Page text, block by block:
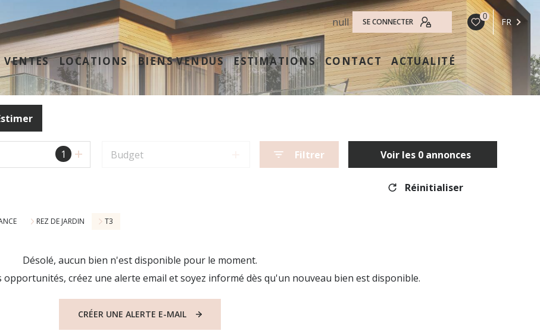
null SE CONNECTER
0 FR
VENTES LOCATIONS BIENS VENDUS ESTIMATIONS CONTACT ACTUALITÉ
1 Budget Filtrer Voir les 0 annonces
Réinitialiser
REZ DE JARDIN T3
Désolé, aucun bien n'est disponible pour le moment.
opportunités, créez une alerte email et soyez informé dès qu'un nouveau bien est disponible.
CRÉER UNE ALERTE E-MAIL